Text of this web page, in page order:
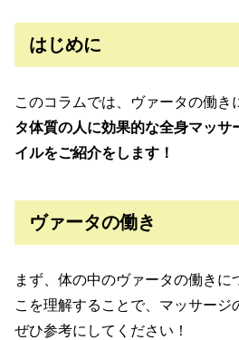
はじめに
このコラムでは、ヴァータの働き
タ体質の人に効果的な全身マッサ
イルをご紹介をします！
ヴァータの働き
まず、体の中のヴァータの働きに
こを理解することで、マッサージ
ぜひ参考にしてください！